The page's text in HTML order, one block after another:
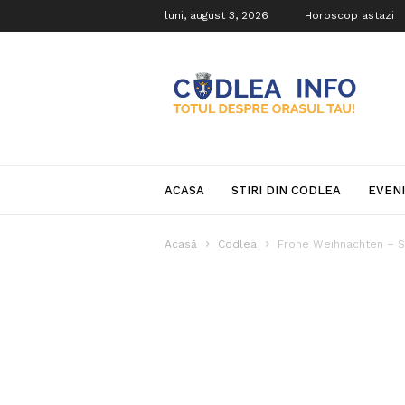
luni, august 3, 2026 Horoscop astazi
Info
ACASA STIRI DIN CODLEA
Acasă Codlea Frohe Weihnachten –